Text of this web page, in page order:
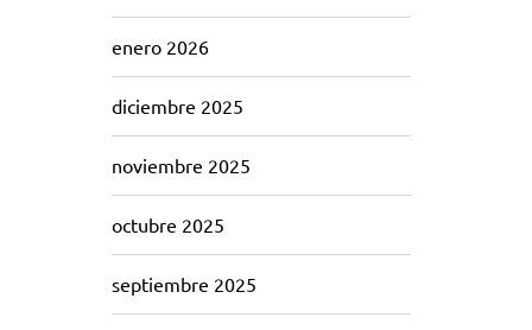
enero 2026
diciembre 2025
noviembre 2025
octubre 2025
septiembre 2025